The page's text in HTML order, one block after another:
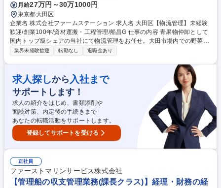
月給27万円～30万1000円
東京都大田区
企業名 株式会社ファームステーション 求人名 大田区【物流管理】未経験
歓迎/創業100年/資材運搬・工程管理/船昌G 仕事の内容 青果物仲卸として
国内トップ級シェアの当社にて物流管理をお任せ。大田市場内での野菜・
果物の運搬や資材管理、パートさんへの作業指示など、物流工程の司令塔
トラック・リフトによる青果物や資材の運搬（短距離中心）■入荷商品の
検品、在庫管理（バーコード管理）■パッキング工程（梱包仕様やラベ
ル）の確認、パートスタッフへの作業指示■翌日以降の作業段取り、レー
ン管理の補助。未経験でも1ヶ月半のOJTで着実に業務を習得可能。管理
職への道も開かれています。 【業務内容の変更範囲】当社の指定する業務
募集職種 大田区【物流管理】未経験歓迎/創業100年/資材運搬・工程管理/
船昌G
業界未経験歓迎 転勤なし 退職金あり
求人探しから 入社まで
サポートします！
求人の紹介をはじめ、書類添削や
面談対策、内定後の手続きまで
あなたの転職活動をサポートします。
登録してサポートを受ける
正社員
ファーストマリンサービス株式会社
【管理船の収支管理業務(課長クラス)】経理・財務の経